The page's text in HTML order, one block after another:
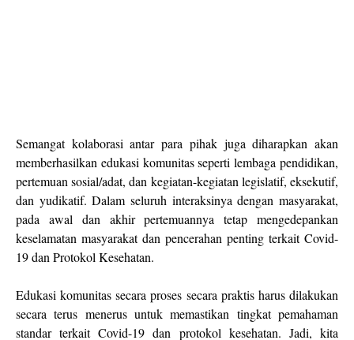
Semangat kolaborasi antar para pihak juga diharapkan akan
memberhasilkan edukasi komunitas seperti lembaga pendidikan,
pertemuan sosial/adat, dan kegiatan-kegiatan legislatif, eksekutif,
dan yudikatif. Dalam seluruh interaksinya dengan masyarakat,
pada awal dan akhir pertemuannya tetap mengedepankan
keselamatan masyarakat dan pencerahan penting terkait Covid-
19 dan Protokol Kesehatan.
Edukasi komunitas secara proses secara praktis harus dilakukan
secara terus menerus untuk memastikan tingkat pemahaman
standar terkait Covid-19 dan protokol kesehatan. Jadi, kita